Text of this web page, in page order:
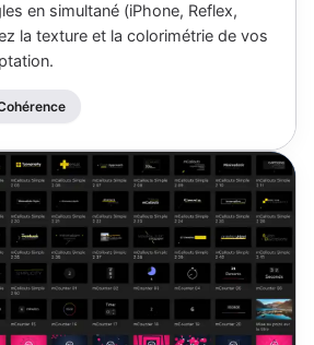
en simultané (iPhone, Reflex,
la texture et la colorimétrie de vos